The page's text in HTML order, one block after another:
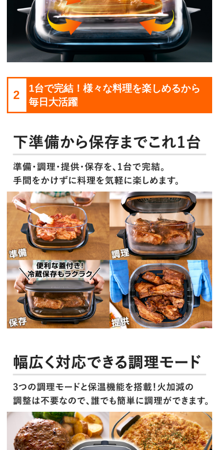
2
1台で完結！様々な料理を楽しめるから
毎日大活躍